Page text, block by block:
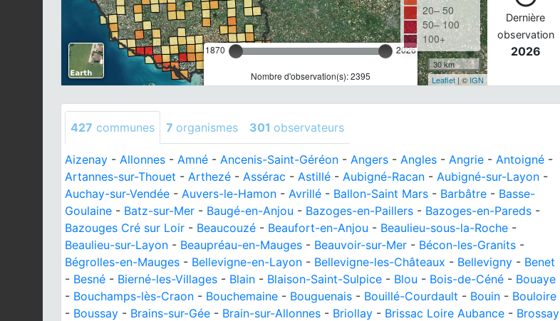
1870 2026
Nombre d'observation(s): 2395
20– 50
50– 100
100+
30 km
Leaflet| © IGN
Dernière
observation
2026
427 communes 7 organismes 301 observateurs
Aizenay - Allonnes - Amné - Ancenis-Saint-Géréon - Angers - Angles - Angrie - Antoigné -
Artannes-sur-Thouet - Arthezé - Assérac - Astillé - Aubigné-Racan - Aubigné-sur-Layon -
Auchay-sur-Vendée - Auvers-le-Hamon - Avrillé - Ballon-Saint Mars - Barbâtre - Basse-
Goulaine - Batz-sur-Mer - Baugé-en-Anjou - Bazoges-en-Paillers - Bazoges-en-Pareds -
Bazouges Cré sur Loir - Beaucouzé - Beaufort-en-Anjou - Beaulieu-sous-la-Roche -
Beaulieu-sur-Layon - Beaupréau-en-Mauges - Beauvoir-sur-Mer - Bécon-les-Granits -
Bégrolles-en-Mauges - Bellevigne-en-Layon - Bellevigne-les-Châteaux - Bellevigny - Benet
- Besné - Bierné-les-Villages - Blain - Blaison-Saint-Sulpice - Blou - Bois-de-Céné - Bouaye
- Bouchamps-lès-Craon - Bouchemaine - Bouguenais - Bouillé-Courdault - Bouin - Bouloire
- Boussay - Brains-sur-Gée - Brain-sur-Allonnes - Briollay - Brissac Loire Aubance - Brossay